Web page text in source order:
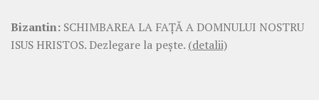
Bizantin: SCHIMBAREA LA FAŢĂ A DOMNULUI NOSTRU
ISUS HRISTOS. Dezlegare la pește. (detalii)